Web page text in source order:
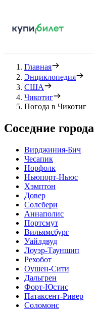
Главная
Энциклопедия
США
Чикотиг
Погода в Чикотиг
Соседние города
Вирджиния-Бич
Чесапик
Норфолк
Ньюпорт-Ньюс
Хэмптон
Довер
Солсбери
Аннаполис
Портсмут
Вильямсбург
Уайлдвуд
Лоуэр-Тауншип
Рехобот
Оушен-Сити
Дальгрен
Форт-Юстис
Патаксент-Ривер
Соломонс